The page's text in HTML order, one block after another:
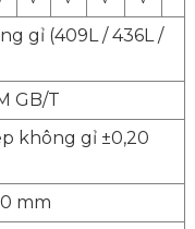
gỉ (409L / 436L /
GB/T
không gỉ ±0,20
mm